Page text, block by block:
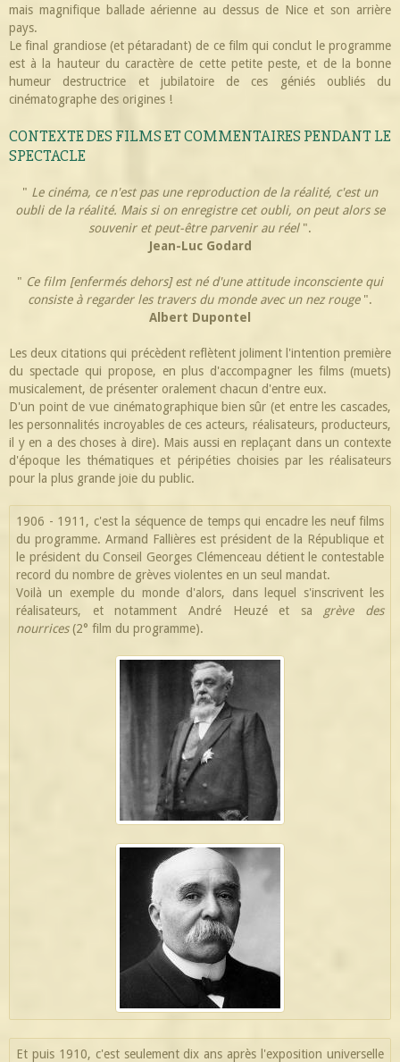
mais magnifique ballade aérienne au dessus de Nice et son arrière
pays.
Le final grandiose (et pétaradant) de ce film qui conclut le programme
est à la hauteur du caractère de cette petite peste, et de la bonne
humeur destructrice et jubilatoire de ces géniés oubliés du
cinématographe des origines !
CONTEXTE DES FILMS ET COMMENTAIRES PENDANT LE
SPECTACLE
" Le cinéma, ce n'est pas une reproduction de la réalité, c'est un
oubli de la réalité. Mais si on enregistre cet oubli, on peut alors se
souvenir et peut-être parvenir au réel".
Jean-Luc Godard
" Ce film [enfermés dehors] est né d'une attitude inconsciente qui
consiste à regarder les travers du monde avec un nez rouge".
Albert Dupontel
Les deux citations qui précèdent reflètent joliment l'intention première
du spectacle qui propose, en plus d'accompagner les films (muets)
musicalement, de présenter oralement chacun d'entre eux.
D'un point de vue cinématographique bien sûr (et entre les cascades,
les personnalités incroyables de ces acteurs, réalisateurs, producteurs,
il y en a des choses à dire). Mais aussi en replaçant dans un contexte
d'époque les thématiques et péripéties choisies par les réalisateurs
pour la plus grande joie du public.
1906 - 1911, c'est la séquence de temps qui encadre les neuf films
du programme. Armand Fallières est président de la République et
le président du Conseil Georges Clémenceau détient le contestable
record du nombre de grèves violentes en un seul mandat.
Voilà un exemple du monde d'alors, dans lequel s'inscrivent les
réalisateurs, et notamment André Heuzé et sa grève des
nourrices (2° film du programme).
Et puis 1910, c'est seulement dix ans après l'exposition universelle